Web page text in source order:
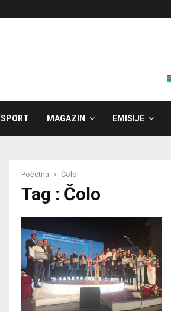
SPORT MAGAZIN EMISIJE
Početna Čolo
Tag : Čolo